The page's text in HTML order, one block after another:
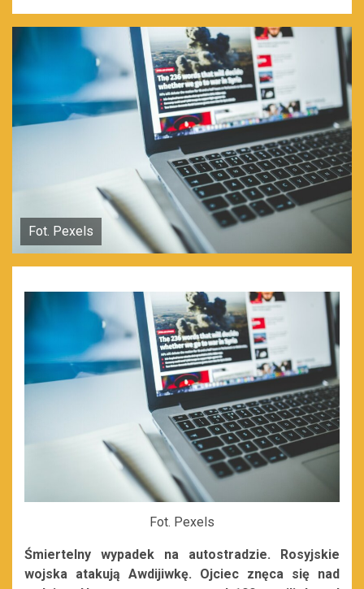
Fot. Pexels
Fot. Pexels
Śmiertelny wypadek na autostradzie. Rosyjskie
wojska atakują Awdijiwkę. Ojciec znęca się nad